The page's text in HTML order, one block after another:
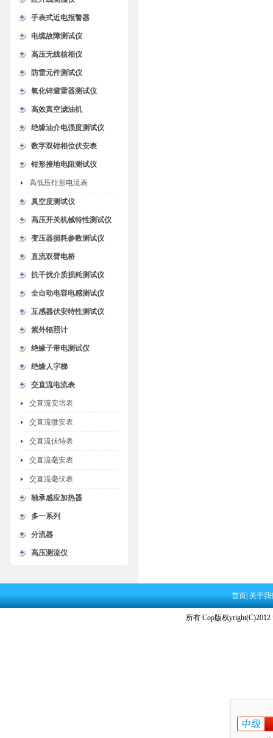
手表式近电报警器
电缆故障测试仪
高压无线核相仪
防雷元件测试仪
氧化锌避雷器测试仪
高效真空滤油机
绝缘油介电强度测试仪
数字双钳相位伏安表
钳形接地电阻测试仪
高低压钳形电流表
真空度测试仪
高压开关机械特性测试仪
变压器损耗参数测试仪
直流双臂电桥
抗干扰介质损耗测试仪
全自动电容电感测试仪
互感器伏安特性测试仪
紫外辐照计
绝缘子带电测试仪
绝缘人字梯
交直流电流表
交直流安培表
交直流微安表
交直流伏特表
交直流毫安表
交直流毫伏表
轴承感应加热器
多一系列
分流器
高压测流仪
首页 关于
所有 Cop版权yright(C)2012